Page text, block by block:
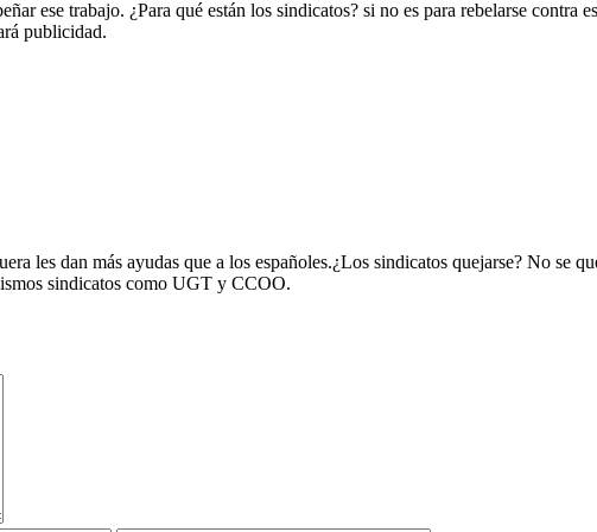
ese trabajo. ¿Para qué están los sindicatos? si no es para rebelarse contra
publicidad.
les dan más ayudas que a los españoles.¿Los sindicatos quejarse? No se
sindicatos como UGT y CCOO.